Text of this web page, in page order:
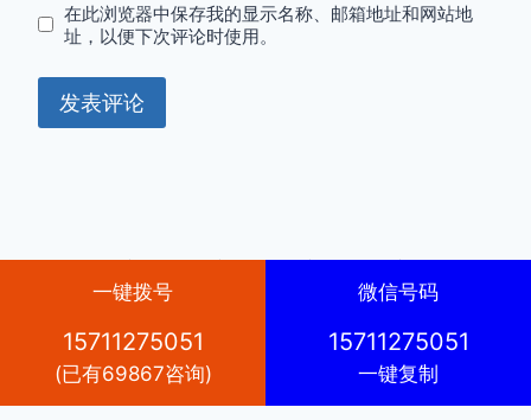
在此浏览器中保存我的显示名称、邮箱地址和网站地
址，以便下次评论时使用。
购-外地车牌转京
制作的 WordPress
一键拨号
15711275051
(已有69867咨询)
微信号码
15711275051
一键复制